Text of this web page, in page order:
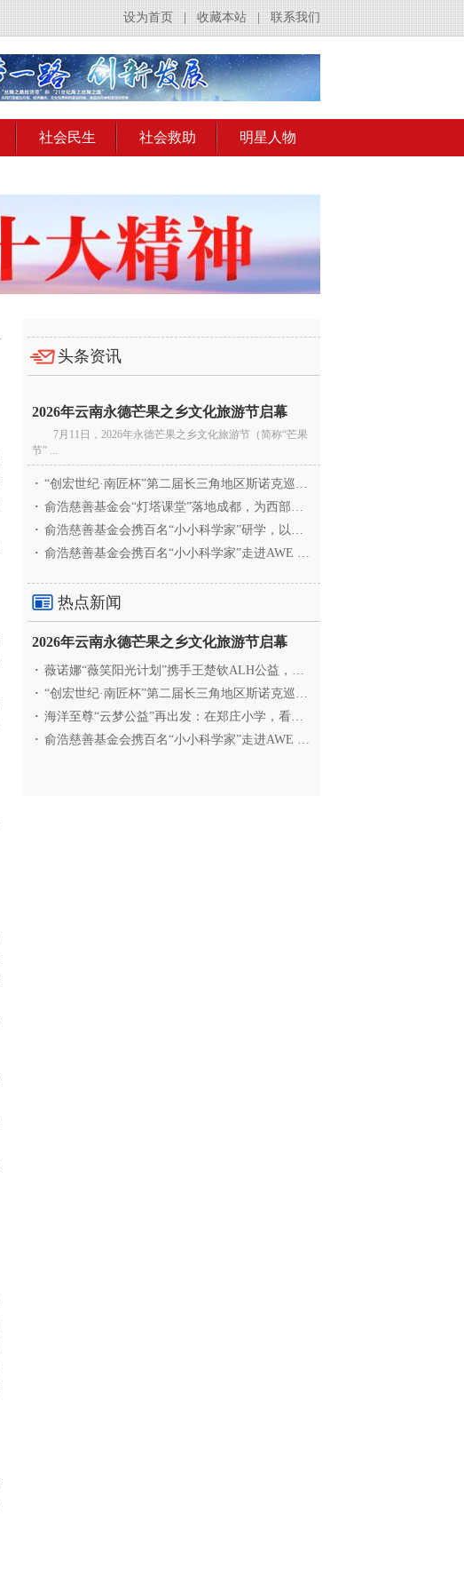
联系我们
收藏本站
设为首页
社会民生 社会救助 明星人物
头条资讯
2026年云南永德芒果之乡文化旅游节启幕
7月11日，2026年永德芒果之乡文化旅游节（简称“芒果
节” ...
· “创宏世纪·南匠杯”第二届长三角地区斯诺克巡回赛（江
· 俞浩慈善基金会“灯塔课堂”落地成都，为西部学子搭建
· 俞浩慈善基金会携百名“小小科学家”研学，以顶尖科创
· 俞浩慈善基金会携百名“小小科学家”走进AWE 探访追觅
热点新闻
2026年云南永德芒果之乡文化旅游节启幕
· 薇诺娜“薇笑阳光计划”携手王楚钦ALH公益，助力高原乒
· “创宏世纪·南匠杯”第二届长三角地区斯诺克巡回赛（江
· 海洋至尊“云梦公益”再出发：在郑庄小学，看见向善的
· 俞浩慈善基金会携百名“小小科学家”走进AWE 探访追觅